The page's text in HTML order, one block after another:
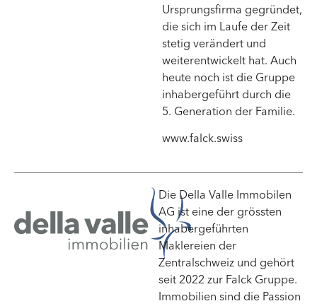
Ursprungsfirma gegründet,
die sich im Laufe der Zeit
stetig verändert und
weiterentwickelt hat. Auch
heute noch ist die Gruppe
inhabergeführt durch die
5. Generation der Familie.
www.falck.swiss
Die Della Valle Immobilen
AG ist eine der grössten
inhabergeführten
Maklereien der
Zentralschweiz und gehört
seit 2022 zur Falck Gruppe.
Immobilien sind die Passion